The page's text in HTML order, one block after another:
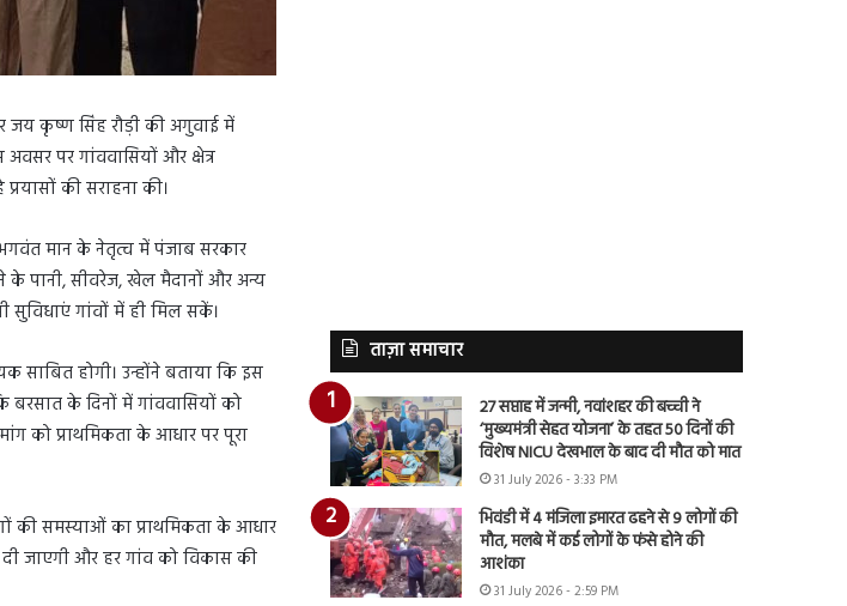
जय कृष्ण सिंह रौड़ी की अगुवाई में
पर गांववासियों और क्षेत्र
की सराहना की।
भगवंत मान के नेतृत्व में पंजाब सरकार
के पानी, सीवरेज, खेल मैदानों और अन्य
सुविधाएं गांवों में ही मिल सकें।
साबित होगी। उन्होंने बताया कि इस
के दिनों में गांववासियों को
को प्राथमिकता के आधार पर पूरा
की समस्याओं का प्राथमिकता के आधार
दी जाएगी और हर गांव को विकास की
ताज़ा समाचार
27 सप्ताह में जन्मी, नवांशहर की बच्ची ने
‘मुख्यमंत्री सेहत योजना’ के तहत 50 दिनों की
विशेष NICU देखभाल के बाद दी मौत को मात
31 July 2026 - 3:33 PM
भिवंडी में 4 मंजिला इमारत ढहने से 9 लोगों की
मौत, मलबे में कई लोगों के फंसे होने की
आशंका
31 July 2026 - 2:59 PM